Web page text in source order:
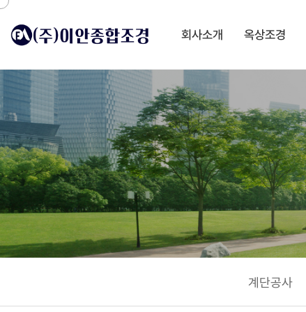
회사소개 옥상조경
계단공사